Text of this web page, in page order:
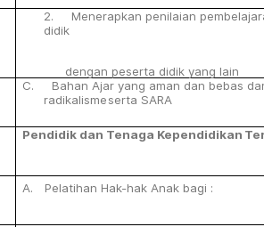
2. Menerapkan penilaian
didik
dengan peserta didik yang lain
C. Bahan Ajar yang aman dan bebas
radikalismeserta SARA
Pendidik dan Tenaga Kependidikan
A. Pelatihan Hak-hak Anak bagi :